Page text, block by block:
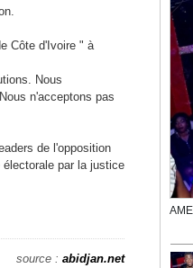
Côte d'Ivoire " à
Nous
n'acceptons pas
de l'opposition
par la justice
source : abidjan.net